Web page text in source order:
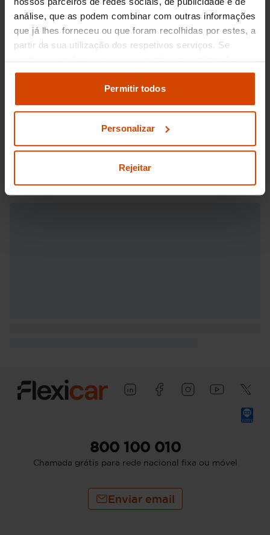
análise, que as podem combinar com outras informações
que já lhes forneceu ou que foram recolhidas por estes, a
partir da sua utilização dos respetivos serviços. Se
aceitar, consideramos que consente a sua utilização.
Pode modificar as suas opções de consentimento e
definições de cookies
definições e saber mais na nossapolítica de
Permitir todos
Personalizar
Rejeitar
800 100 010
Chamada grátis para rede nacional fixa ou móvel
Enviar email